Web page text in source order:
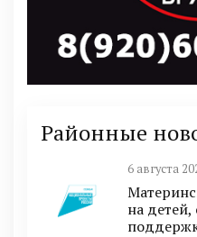
Районные
6 августа
на